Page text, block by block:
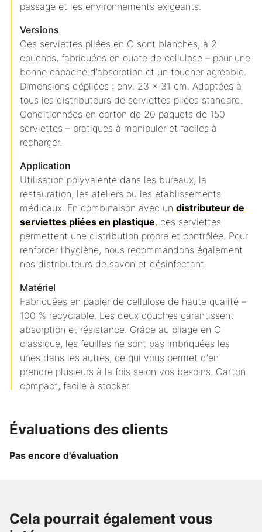
passage et les environnements exigeants.
Versions
Ces serviettes pliées en C sont blanches, à 2
couches, fabriquées en ouate de cellulose – pour une
bonne capacité d’absorption et un toucher agréable.
Dimensions dépliées : env. 23 × 31 cm. Adaptées à
tous les distributeurs de serviettes pliées standard.
Conditionnées en carton de 20 paquets de 150
serviettes – pratiques à manipuler et faciles à
recharger.
Application
Utilisation polyvalente dans les bureaux, la
restauration, les ateliers ou les établissements
médicaux. En combinaison avec un distributeur de
serviettes pliées en plastique, ces serviettes
permettent une distribution propre et contrôlée. Pour
renforcer l’hygiène, nous recommandons également
nos distributeurs de savon et désinfectant.
Matériel
Fabriquées en papier de cellulose de haute qualité –
100 % recyclable. Les deux couches garantissent
absorption et résistance. Grâce au pliage en C
classique, les feuilles ne sont pas imbriquées les
unes dans les autres, ce qui vous permet d'en
prendre plusieurs à la fois selon vos besoins. Carton
compact, facile à stocker.
Évaluations des clients
Pas encore d'évaluation
Cela pourrait également vous
%
de
CHF 1.65
%/